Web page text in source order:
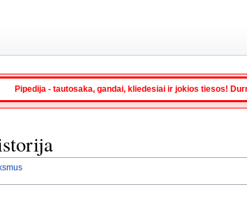
Pipedija - tautosaka, gandai, kliedesiai ir jokios tiesos!